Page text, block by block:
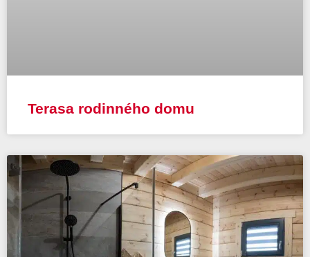
Terasa rodinného domu